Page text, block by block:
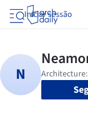
Iniciar sessão